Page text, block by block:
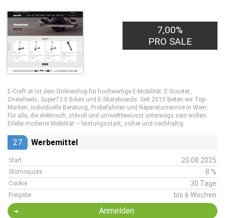
7,00%
PRO SALE
E-Craft.at ist dein Onlineshop für hochwertige E-Mobilität: E-Scooter,
Onewheels, Super73 E-Bikes und E-Skateboards. Seit 2015 bieten wir Top-
Marken, individuelle Beratung, Probefahrten und Reparaturservice in Wien.
Für alle, die elektrisch, stilvoll und umweltbewusst unterwegs sein wollen.
Erlebe moderne Mobilität – leistungsstark, sicher und nachhaltig.
27 Werbemittel
Start 20.08.2025
Stornoquote 8 %
Cookie 30 Tage
Freigabe bis 6 Wochen
Anmelden